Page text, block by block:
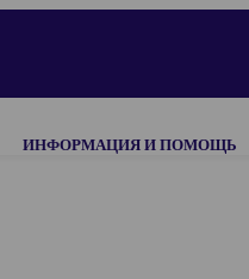
ИНФОРМАЦИЯ И ПОМОЩЬ